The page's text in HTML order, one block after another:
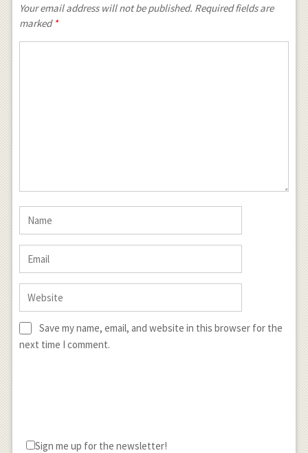
Your email address will not be published. Required fields are
marked *
Save my name, email, and website in this browser for the
next time I comment.
Sign me up for the newsletter!